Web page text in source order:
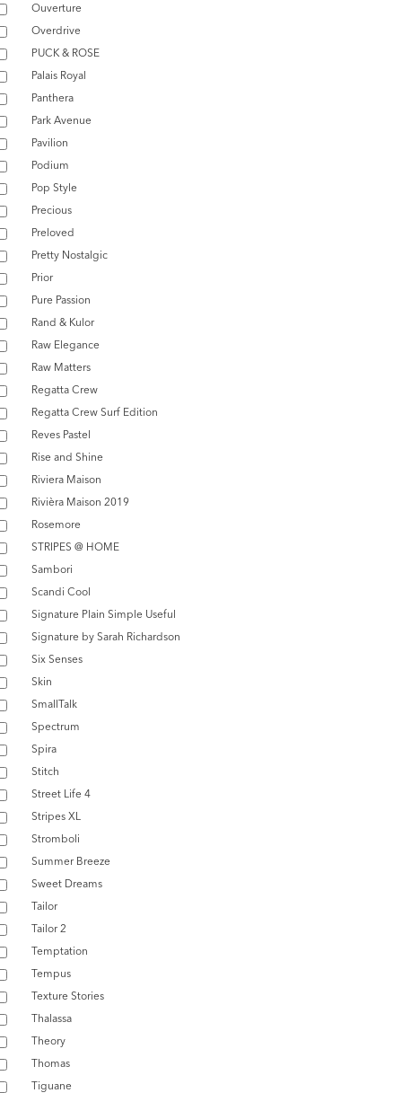
Ouverture
Overdrive
PUCK & ROSE
Palais Royal
Panthera
Park Avenue
Pavilion
Podium
Pop Style
Precious
Preloved
Pretty Nostalgic
Prior
Pure Passion
Rand & Kulor
Raw Elegance
Raw Matters
Regatta Crew
Regatta Crew Surf Edition
Reves Pastel
Rise and Shine
Riviera Maison
Rivièra Maison 2019
Rosemore
STRIPES @ HOME
Sambori
Scandi Cool
Signature Plain Simple Useful
Signature by Sarah Richardson
Six Senses
Skin
SmallTalk
Spectrum
Spira
Stitch
Street Life 4
Stripes XL
Stromboli
Summer Breeze
Sweet Dreams
Tailor
Tailor 2
Temptation
Tempus
Texture Stories
Thalassa
Theory
Thomas
Tiguane